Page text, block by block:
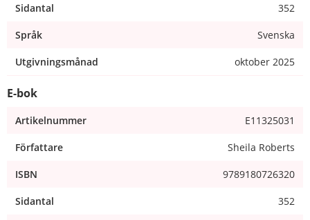
Sidantal 352
Språk Svenska
Utgivningsmånad oktober 2025
E-bok
Artikelnummer E11325031
Författare Sheila Roberts
ISBN 9789180726320
Sidantal 352